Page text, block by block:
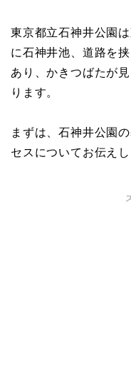
東京都立石神井公園
に石神井池、道路を
あり、かきつばたが
ります。
まずは、石神井公園
セスについてお伝えし